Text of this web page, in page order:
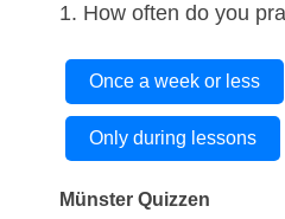
1. How often do you
Once a week or less
Only during lessons
Münster Quizzen